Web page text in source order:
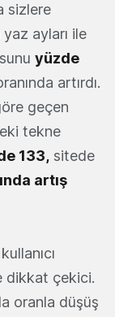
sizlere
yaz ayları ile
yüzde
artırdı.
geçen
tekne
133, sitede
artış
dikkat çekici.
oranla düşüş